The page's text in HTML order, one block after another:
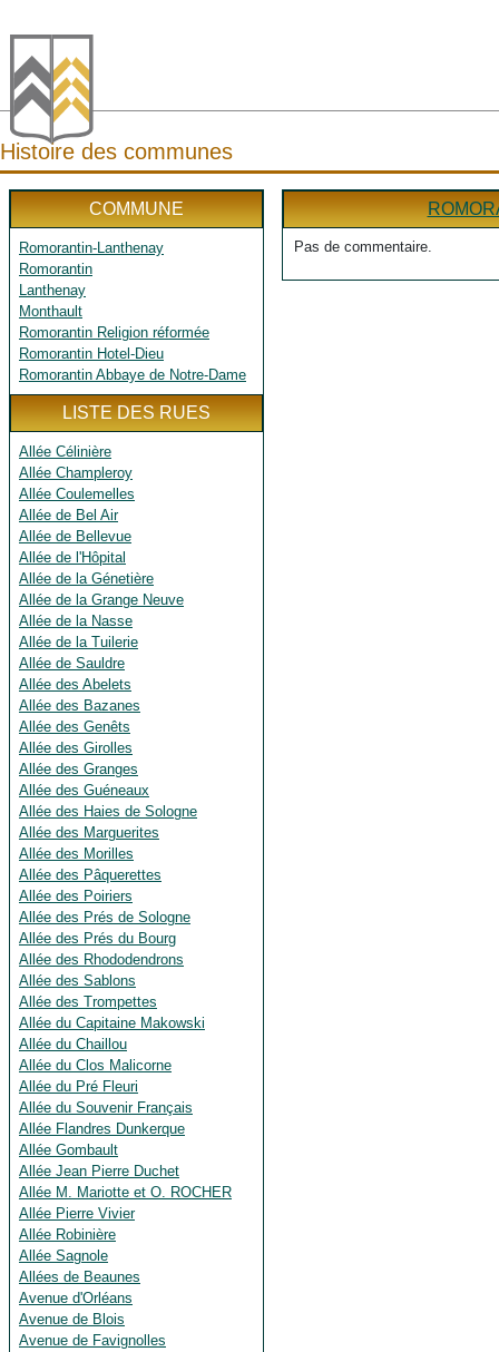
Histoire des communes
COMMUNE
Romorantin-Lanthenay
Romorantin
Lanthenay
Monthault
Romorantin Religion réformée
Romorantin Hotel-Dieu
Romorantin Abbaye de Notre-Dame
LISTE DES RUES
Allée Célinière
Allée Champleroy
Allée Coulemelles
Allée de Bel Air
Allée de Bellevue
Allée de l'Hôpital
Allée de la Génetière
Allée de la Grange Neuve
Allée de la Nasse
Allée de la Tuilerie
Allée de Sauldre
Allée des Abelets
Allée des Bazanes
Allée des Genêts
Allée des Girolles
Allée des Granges
Allée des Guéneaux
Allée des Haies de Sologne
Allée des Marguerites
Allée des Morilles
Allée des Pâquerettes
Allée des Poiriers
Allée des Prés de Sologne
Allée des Prés du Bourg
Allée des Rhododendrons
Allée des Sablons
Allée des Trompettes
Allée du Capitaine Makowski
Allée du Chaillou
Allée du Clos Malicorne
Allée du Pré Fleuri
Allée du Souvenir Français
Allée Flandres Dunkerque
Allée Gombault
Allée Jean Pierre Duchet
Allée M. Mariotte et O. ROCHER
Allée Pierre Vivier
Allée Robinière
Allée Sagnole
Allées de Beaunes
Avenue d'Orléans
Avenue de Blois
Avenue de Favignolles
Pas de commentaire.